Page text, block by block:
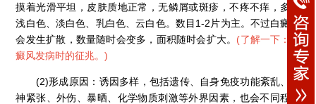
摸着光滑平坦，皮肤质地正常，无鳞屑或斑疹，不疼不痒，多为
浅白色、淡白色、乳白色、云白色。数目1-2片为主。不过白癜风
会发生扩散，数量随时会变多，面积随时会扩大。 (了解一下：白
癜风发病时的征兆。)
(2)形成原因：诱因多样，包括遗传、自身免疫功能紊乱、精
神紧张、外伤、暴晒、化学物质刺激等外界因素，也会不同程度